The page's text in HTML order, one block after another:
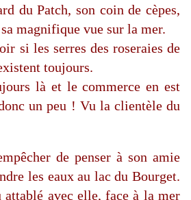
du Patch, son coin de cèpes,
magnifique vue sur la mer.
si les serres des roseraies de
toujours.
là et le commerce en est
un peu ! Vu la clientèle du
de penser à son amie
les eaux au lac du Bourget.
avec elle, face à la mer